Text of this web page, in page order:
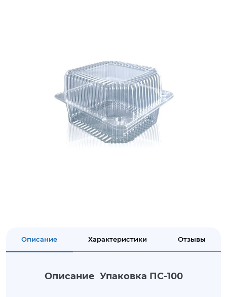
Описание Характеристики Отзывы
Описание Упаковка ПС-100